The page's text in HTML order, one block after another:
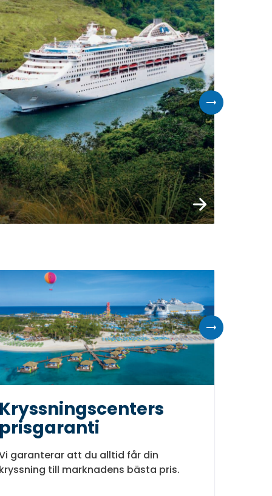
Boka
Kryssningscenters
prisgaranti
garanterar att du alltid får din
kryssning till marknadens bästa pris.